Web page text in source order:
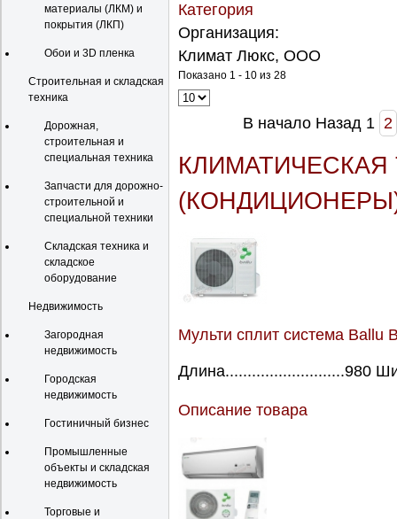
материалы (ЛКМ) и
покрытия (ЛКП)
Обои и 3D пленка
Строительная и складская
техника
Дорожная,
строительная и
специальная техника
Запчасти для дорожно-
строительной и
специальной техники
Складская техника и
складское
оборудование
Недвижимость
Загородная
недвижимость
Городская
недвижимость
Гостиничный бизнес
Промышленные
объекты и складская
недвижимость
Торговые и
Категория
Организация:
Климат Люкс, ООО
Показано 1 - 10 из 28
В начало Назад 1 2
КЛИМАТИЧЕСКАЯ
Мульти сплит система Ballu
Длина...........................980
Описание товара